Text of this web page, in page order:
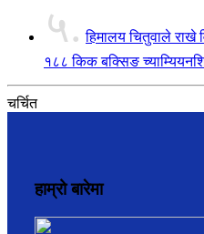
५. हिमालय चितुवाले राखे
१८८ किक बक्सिङ
चर्चित
हाम्रो बारेमा